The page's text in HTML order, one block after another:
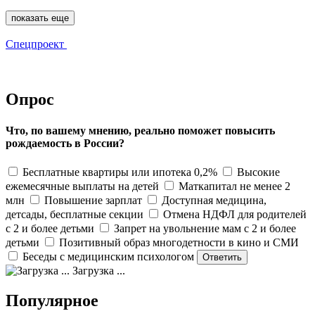
показать еще
Спецпроект
Опрос
Что, по вашему мнению, реально поможет повысить
рождаемость в России?
Бесплатные квартиры или ипотека 0,2%
Высокие
ежемесячные выплаты на детей
Маткапитал не менее 2
млн
Повышение зарплат
Доступная медицина,
детсады, бесплатные секции
Отмена НДФЛ для родителей
с 2 и более детьми
Запрет на увольнение мам с 2 и более
детьми
Позитивный образ многодетности в кино и СМИ
Беседы с медицинским психологом
Загрузка ...
Популярное